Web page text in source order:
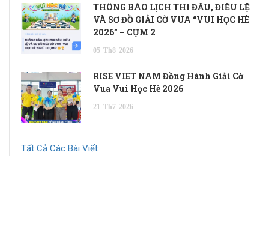
THÔNG BÁO LỊCH THI ĐẤU, ĐIỀU LỆ
VÀ SƠ ĐỒ GIẢI CỜ VUA “VUI HỌC HÈ
2026” – CỤM 2
05 Th8 2026
RISE VIET NAM Đồng Hành Giải Cờ
Vua Vui Học Hè 2026
21 Th7 2026
Tất Cả Các Bài Viết